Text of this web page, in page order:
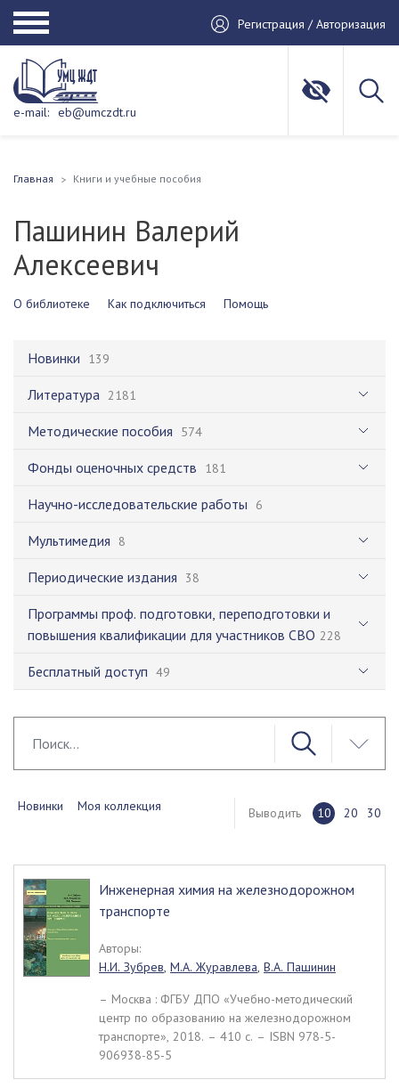
Регистрация / Авторизация
e-mail: eb@umczdt.ru
Главная Книги и учебные пособия
Пашинин Валерий
Алексеевич
О библиотеке Как подключиться Помощь
Новинки 139
Литература 2181
Методические пособия 574
Фонды оценочных средств 181
Научно-исследовательские работы 6
Мультимедия 8
Периодические издания 38
Программы проф. подготовки, переподготовки и
повышения квалификации для участников СВО 228
Бесплатный доступ 49
Новинки Моя коллекция Выводить 10 20 30
Инженерная химия на железнодорожном
транспорте
Авторы:
Н.И. Зубрев, М.А. Журавлева, В.А. Пашинин
– Москва : ФГБУ ДПО «Учебно-методический
центр по образованию на железнодорожном
транспорте», 2018. – 410 c. – ISBN 978-5-
906938-85-5